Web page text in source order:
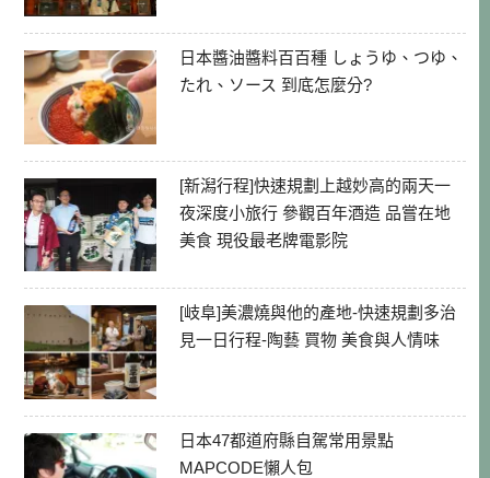
日本醬油醬料百百種 しょうゆ、つゆ、
たれ、ソース 到底怎麼分?
[新潟行程]快速規劃上越妙高的兩天一
夜深度小旅行 參觀百年酒造 品嘗在地
美食 現役最老牌電影院
[岐阜]美濃燒與他的產地-快速規劃多治
見一日行程-陶藝 買物 美食與人情味
日本47都道府縣自駕常用景點
MAPCODE懶人包